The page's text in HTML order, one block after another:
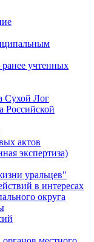
учтенных
Сухой Лог
Российской
актов
экспертиза)
уральцев"
в интересах
округа